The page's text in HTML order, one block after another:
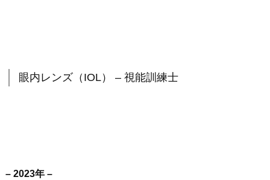
眼内レンズ（IOL） – 視能訓練士
– 2023年 –